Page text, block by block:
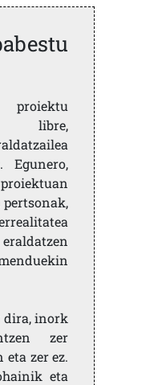
libre,
Egunero,
dira, inork
zer
zer ez.
eta